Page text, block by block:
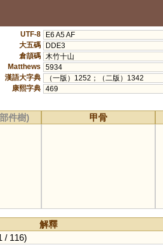
UTF-8
E6 A5 AF
大五碼
DDE3
倉頡碼
木竹十山
Matthews
5934
漢語大字典
（一版）1252；（二版）1342
康熙字典 469
件樹) 甲骨
解釋
/ 116)